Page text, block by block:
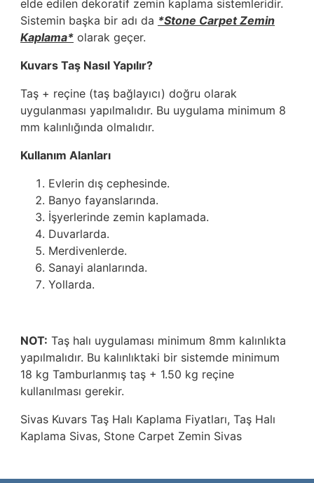
elde edilen dekoratif zemin kaplama sistemleridir.
Sistemin başka bir adı da *Stone Carpet Zemin
Kaplama* olarak geçer.
Kuvars Taş Nasıl Yapılır?
Taş + reçine (taş bağlayıcı) doğru olarak
uygulanması yapılmalıdır. Bu uygulama minimum 8
mm kalınlığında olmalıdır.
Kullanım Alanları
Evlerin dış cephesinde.
Banyo fayanslarında.
İşyerlerinde zemin kaplamada.
Duvarlarda.
Merdivenlerde.
Sanayi alanlarında.
Yollarda.
NOT: Taş halı uygulaması minimum 8mm kalınlıkta
yapılmalıdır. Bu kalınlıktaki bir sistemde minimum
18 kg Tamburlanmış taş + 1.50 kg reçine
kullanılması gerekir.
Sivas Kuvars Taş Halı Kaplama Fiyatları, Taş Halı
Kaplama Sivas, Stone Carpet Zemin Sivas